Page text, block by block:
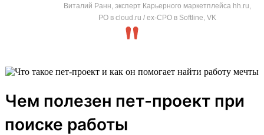
Виталий Ранн, эксперт Карьерного маркетплейса hh.ru,
PO в cloud.ru / ex-CPO в Softline, VK
Чем полезен пет-проект при
поиске работы